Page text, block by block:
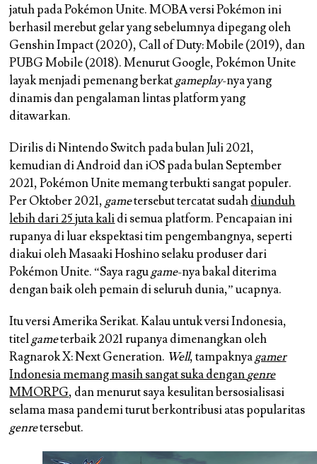
jatuh pada Pokémon Unite. MOBA versi Pokémon ini
berhasil merebut gelar yang sebelumnya dipegang oleh
Genshin Impact (2020), Call of Duty: Mobile (2019), dan
PUBG Mobile (2018). Menurut Google, Pokémon Unite
layak menjadi pemenang berkatgameplay-nya yang
dinamis dan pengalaman lintas platform yang
ditawarkan.
Dirilis di Nintendo Switch pada bulan Juli 2021,
kemudian di Android dan iOS pada bulan September
2021, Pokémon Unite memang terbukti sangat populer.
Per Oktober 2021, gametersebut tercatat sudahdiunduh
lebih dari 25 juta kalidi semua platform. Pencapaian ini
rupanya di luar ekspektasi tim pengembangnya, seperti
diakui oleh Masaaki Hoshino selaku produser dari
Pokémon Unite. “Saya ragugame-nya bakal diterima
dengan baik oleh pemain di seluruh dunia,” ucapnya.
Itu versi Amerika Serikat. Kalau untuk versi Indonesia,
titelgameterbaik 2021 rupanya dimenangkan oleh
Ragnarok X: Next Generation. Well, tampaknyagamer
Indonesia memang masih sangat suka dengangenre
MMORPG, dan menurut saya kesulitan bersosialisasi
selama masa pandemi turut berkontribusi atas popularitas
genretersebut.